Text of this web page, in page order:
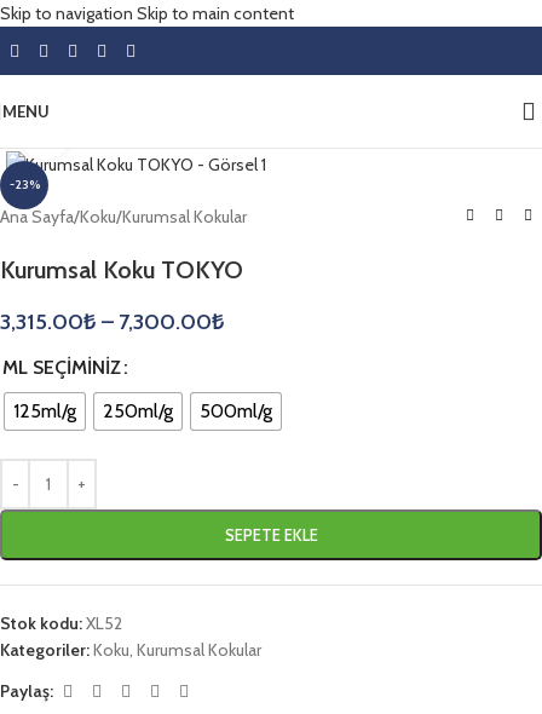
Skip to navigation Skip to main content
MENU
-23%
Ana Sayfa/Koku/Kurumsal Kokular
Kurumsal Koku TOKYO
3,315.00₺ – 7,300.00₺
ML SEÇIMINIZ
125ml/g
250ml/g 500ml/g
SEPETE EKLE
Stok kodu:XL52
Kategoriler:Koku Kurumsal Kokular
Paylaş: